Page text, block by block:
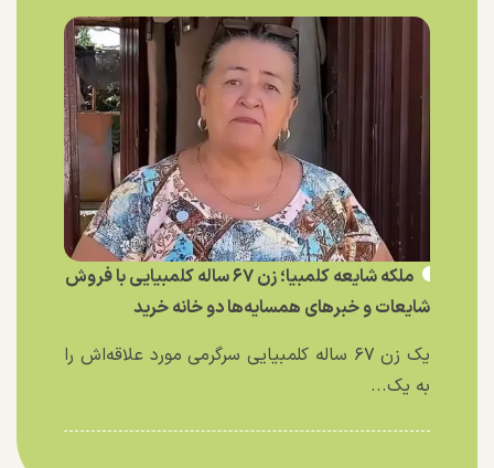
ملکه شایعه کلمبیا؛ زن ۶۷ ساله کلمبیایی با فروش
شایعات و خبر‌های همسایه‌ها دو خانه خرید
یک زن ۶۷ ساله کلمبیایی سرگرمی مورد علاقه‌اش را
به یک...